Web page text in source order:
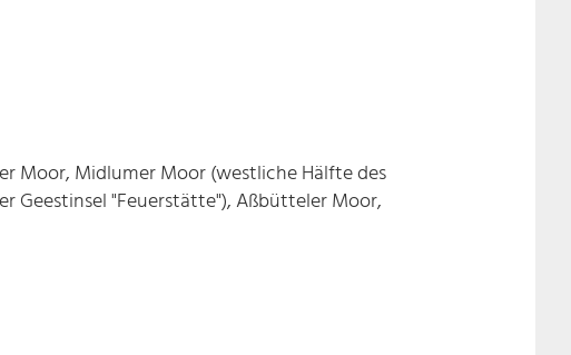
Moor, Midlumer Moor (westliche Hälfte des
Geestinsel "Feuerstätte"), Aßbütteler Moor,